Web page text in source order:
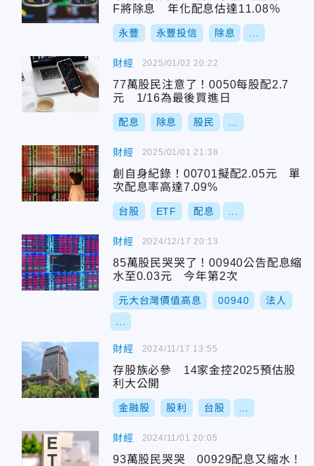
F將除息 年化配息估達11.08％
永豐 永豐投信 除息
財經
77萬股民注意了！0050每股配2.7
元 1/16為最後買進日
配息 除息 股民
2025/01/02 20:22
財經
創自身紀錄！00701擬配2.05元 單
次配息率高達7.09%
台股 ETF 配息
2025/01/01 21:38
財經
85萬股民哭哭了！00940公告配息縮
水至0.03元 今年第2次
元大台灣價值高息 00940 法人
2024/12/17 20:13
財經
存股族必參 14家金控2025預估股
利大公開
金融股 股利 台股
2024/11/17 13:55
財經
93萬股民哭哭 00929配息又縮水！
2024/11/01 20:05